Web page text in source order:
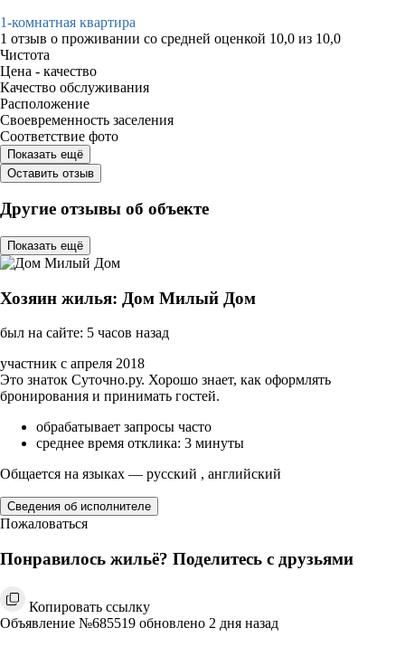
1-комнатная квартира
1 отзыв о проживании со средней оценкой 10,0 из 10,0
Чистота
Цена - качество
Качество обслуживания
Расположение
Своевременность заселения
Соответствие фото
Показать ещё
Оставить отзыв
Другие отзывы об объекте
Показать ещё
Хозяин жилья: Дом Милый Дом
был на сайте: 5 часов назад
участник с апреля 2018
Это знаток Суточно.ру. Хорошо знает, как оформлять
бронирования и принимать гостей.
обрабатывает запросы часто
среднее время отклика: 3 минуты
Общается на языках — русский , английский
Сведения об исполнителе
Пожаловаться
Понравилось жильё? Поделитесь с друзьями
Копировать ссылку
Объявление №685519 обновлено 2 дня назад